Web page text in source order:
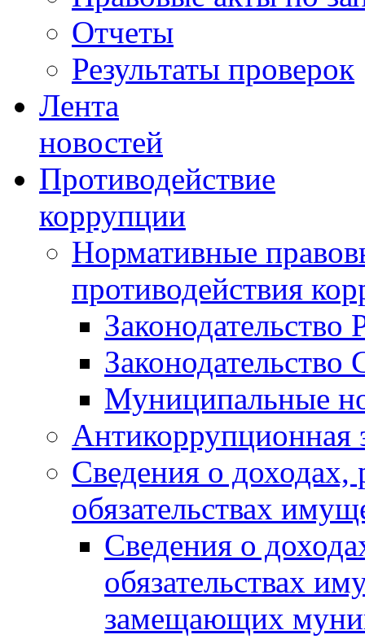
Отчеты
Результаты проверок
Лента
новостей
Противодействие
коррупции
Нормативные
противодействия
Законодательство
Муниципальные
Антикоррупционная
Сведения о доходах,
обязательствах
Сведения о
обязательствах
замещающих